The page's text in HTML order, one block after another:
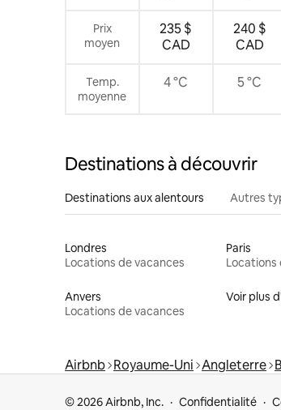
Prix
moyen
235 $
CAD
240 $
CAD
Temp.
moyenne
4 °C 5 °C
Destinations à découvrir
Destinations aux alentours Autres
Londres
Locations de vacances
Paris
Locations
Anvers
Locations de vacances
Voir plus
Airbnb Royaume-Uni Angleterre
© 2026 Airbnb, Inc. Confidentialité